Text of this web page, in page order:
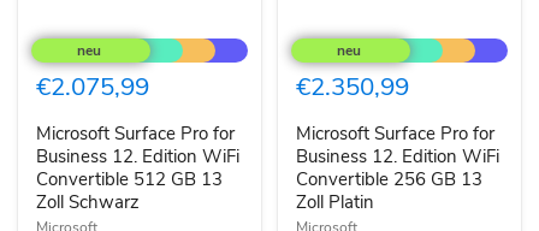
Surface
Pro
for
Business
Edition
WiFi
Convertible
512
GB
€2.075,99
Microsoft Surface Pro for
Business 12. Edition WiFi
Convertible 512 GB 13
Zoll Schwarz
Surface
Pro
for
Business
Edition
WiFi
Convertible
256
GB
€2.350,99
Microsoft Surface Pro for
Business 12. Edition WiFi
Convertible 256 GB 13
Zoll Platin